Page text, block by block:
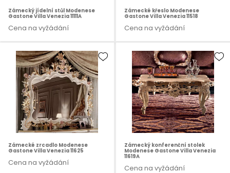
Zámecký jídelní stůl Modenese
Gastone Villa Venezia 11111A
Cena na vyžádání
Zámecké křeslo Modenese
Gastone Villa Venezia 11518
Cena na vyžádání
Zámecké zrcadlo Modenese
Gastone Villa Venezia 11625
Cena na vyžádání
Zámecký konferenční stolek
Modenese Gastone Villa Venezia
11619A
Cena na vyžádání